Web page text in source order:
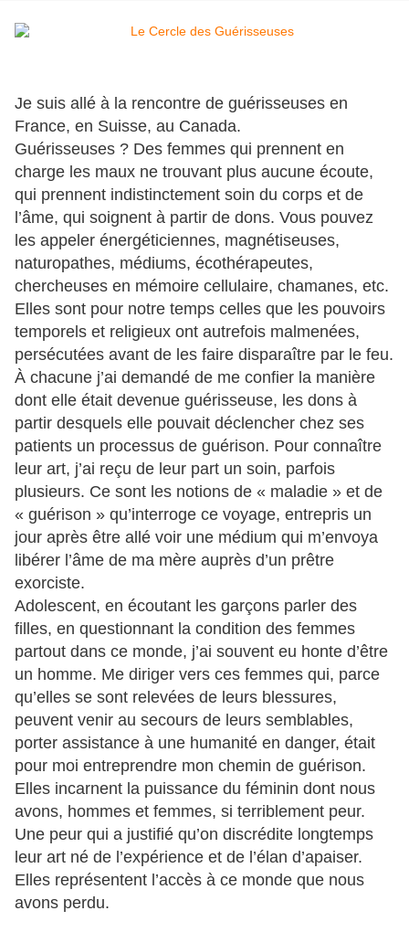
Je suis allé à la rencontre de guérisseuses en
France, en Suisse, au Canada.
Guérisseuses ? Des femmes qui prennent en
charge les maux ne trouvant plus aucune écoute,
qui prennent indistinctement soin du corps et de
l’âme, qui soignent à partir de dons. Vous pouvez
les appeler énergéticiennes, magnétiseuses,
naturopathes, médiums, écothérapeutes,
chercheuses en mémoire cellulaire, chamanes, etc.
Elles sont pour notre temps celles que les pouvoirs
temporels et religieux ont autrefois malmenées,
persécutées avant de les faire disparaître par le feu.
À chacune j’ai demandé de me confier la manière
dont elle était devenue guérisseuse, les dons à
partir desquels elle pouvait déclencher chez ses
patients un processus de guérison. Pour connaître
leur art, j’ai reçu de leur part un soin, parfois
plusieurs. Ce sont les notions de « maladie » et de
« guérison » qu’interroge ce voyage, entrepris un
jour après être allé voir une médium qui m’envoya
libérer l’âme de ma mère auprès d’un prêtre
exorciste.
Adolescent, en écoutant les garçons parler des
filles, en questionnant la condition des femmes
partout dans ce monde, j’ai souvent eu honte d’être
un homme. Me diriger vers ces femmes qui, parce
qu’elles se sont relevées de leurs blessures,
peuvent venir au secours de leurs semblables,
porter assistance à une humanité en danger, était
pour moi entreprendre mon chemin de guérison.
Elles incarnent la puissance du féminin dont nous
avons, hommes et femmes, si terriblement peur.
Une peur qui a justifié qu’on discrédite longtemps
leur art né de l’expérience et de l’élan d’apaiser.
Elles représentent l’accès à ce monde que nous
avons perdu.